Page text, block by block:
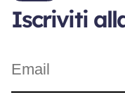
Iscriviti